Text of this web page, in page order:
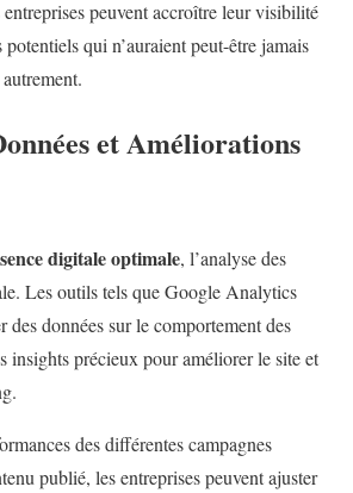
entreprises peuvent accroître leur visibilité
qui n’auraient peut-être jamais
et Améliorations
digitale optimale, l’analyse des
Les outils tels que Google Analytics
des données sur le comportement des
insights précieux pour améliorer le site et
des différentes campagnes
publié, les entreprises peuvent ajuster